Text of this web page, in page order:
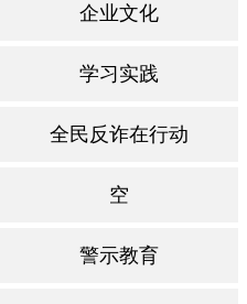
企业文化
学习实践
全民反诈在行动
空
警示教育